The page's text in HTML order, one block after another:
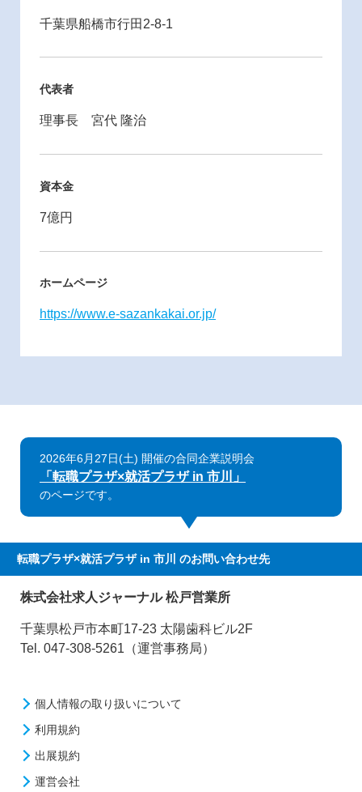
千葉県船橋市行田2-8-1
代表者
理事長 宮代 隆治
資本金
7億円
ホームページ
https://www.e-sazankakai.or.jp/
2026年6月27日(土) 開催の合同企業説明会
「転職プラザ×就活プラザ in 市川」
のページです。
転職プラザ×就活プラザ in 市川 のお問い合わせ先
株式会社求人ジャーナル 松戸営業所
千葉県松戸市本町17-23 太陽歯科ビル2F
Tel. 047-308-5261（運営事務局）
個人情報の取り扱いについて
利用規約
出展規約
運営会社